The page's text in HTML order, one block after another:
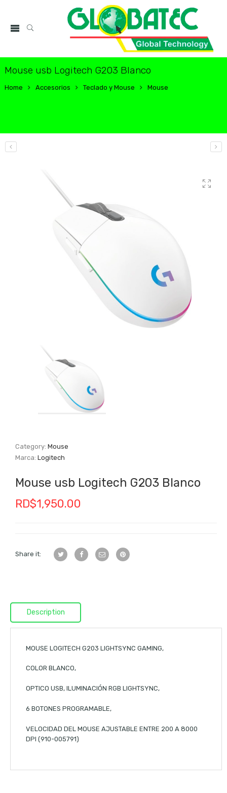
Mouse usb Logitech G203 Blanco
Home Accesorios Teclado y Mouse Mouse
Category:Mouse
Marca:Logitech
Mouse usb Logitech G203 Blanco
RD$1,950.00
Share it:
Description
MOUSE LOGITECH G203 LIGHTSYNC GAMING,
COLOR BLANCO,
OPTICO USB, ILUMINACIÓN RGB LIGHTSYNC,
6 BOTONES PROGRAMABLE,
VELOCIDAD DEL MOUSE AJUSTABLE ENTRE 200 A 8000
DPI (910-005791)